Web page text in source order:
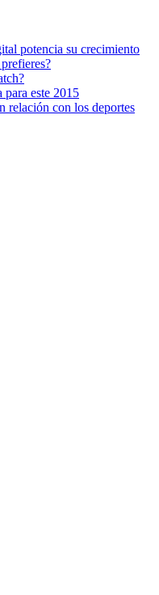
potencia su crecimiento
para este 2015
relación con los deportes